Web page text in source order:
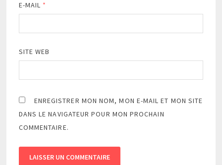
E-MAIL *
SITE WEB
ENREGISTRER MON NOM, MON E-MAIL ET MON SITE
DANS LE NAVIGATEUR POUR MON PROCHAIN
COMMENTAIRE.